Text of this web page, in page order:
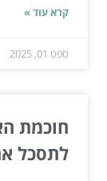
קרא עוד »
ספט 01, 2025
חוכמת
לתסכל